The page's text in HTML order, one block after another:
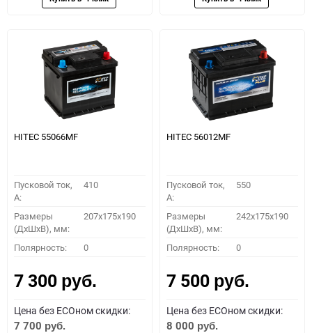
HITEC 55066MF
Пусковой ток,
A:
410
Размеры
(ДхШхВ), мм:
207x175x190
Полярность: 0
7 300 руб.
Цена без ECOном скидки:
7 700 руб.
HITEC 56012MF
Пусковой ток,
A:
550
Размеры
(ДхШхВ), мм:
242x175x190
Полярность: 0
7 500 руб.
Цена без ECOном скидки:
8 000 руб.